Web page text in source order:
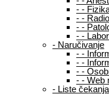
- -
- -
- -
- -
- Naručivanje
- -
- -
- -
- - Web
- Liste čekanja